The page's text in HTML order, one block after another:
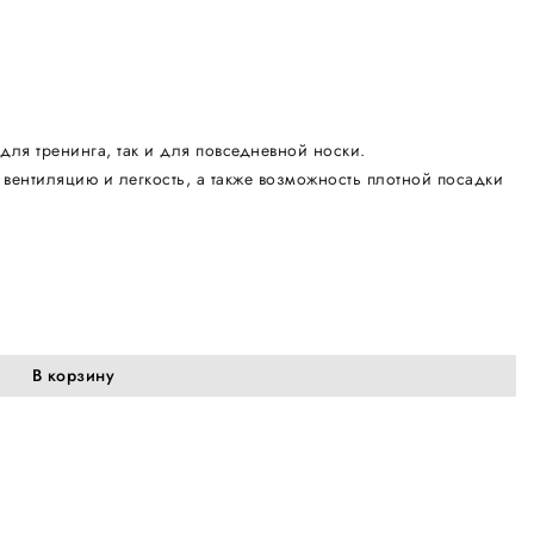
тренинга, так и для повседневной носки.
и легкость, а также возможность плотной посадки
В корзину